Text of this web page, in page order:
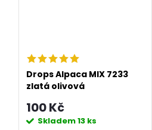
Drops Alpaca MIX 7233
zlatá olivová
100 Kč
Skladem13 ks